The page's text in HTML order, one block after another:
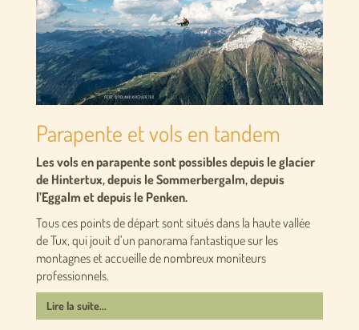
Parapente et vols en tandem
Les vols en parapente sont possibles depuis le glacier
de Hintertux, depuis le Sommerbergalm, depuis
l’Eggalm et depuis le Penken.
Tous ces points de départ sont situés dans la haute vallée
de Tux, qui jouit d’un panorama fantastique sur les
montagnes et accueille de nombreux moniteurs
professionnels.
Lire la suite...